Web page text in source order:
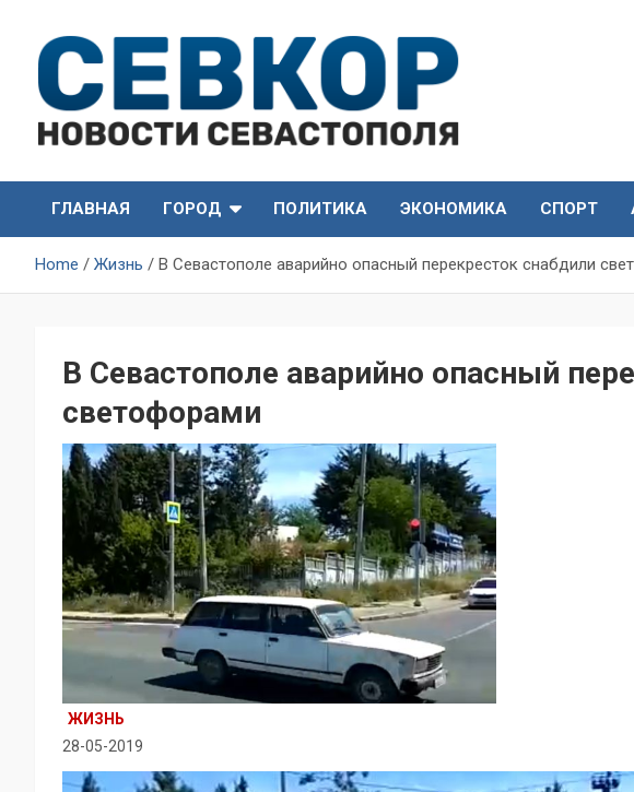
content
СевКор — Новости
Севастополя
Севастополя
ГЛАВНАЯ
ГОРОД ПОЛИТИКА ЭКОНОМИКА СПОРТ
Home Жизнь В Севастополе аварийно опасный перекресток снабдили
В Севастополе аварийно опасный
светофорами
ЖИЗНЬ
28-05-2019